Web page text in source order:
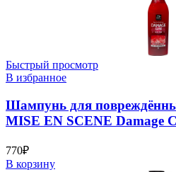
Быстрый просмотр
В избранное
Шампунь для
MISE EN SCENE Damage
770₽
В корзину